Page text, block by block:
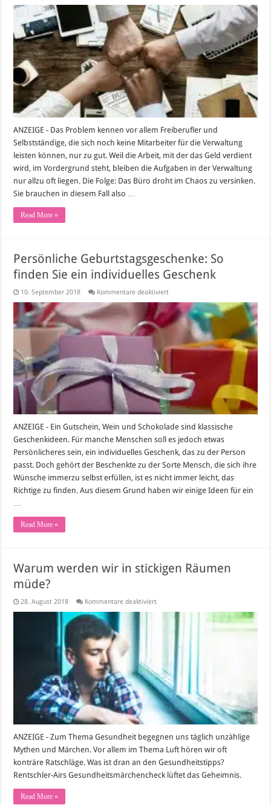
organisieren
Sie
Ihr
Büro
ANZEIGE - Das Problem kennen vor allem Freiberufler und
Selbstständige, die sich noch keine Mitarbeiter für die Verwaltung
leisten können, nur zu gut. Weil die Arbeit, mit der das Geld verdient
wird, im Vordergrund steht, bleiben die Aufgaben in der Verwaltung
nur allzu oft liegen. Die Folge: Das Büro droht im Chaos zu versinken.
Sie brauchen in diesem Fall also …
Read More »
Persönliche Geburtstagsgeschenke: So
finden Sie ein individuelles Geschenk
10. September 2018 Kommentare deaktiviertfür
Geburtstagsgeschenke:
So
finden
individuelles
ANZEIGE - Ein Gutschein, Wein und Schokolade sind klassische
Geschenkideen. Für manche Menschen soll es jedoch etwas
Persönlicheres sein, ein individuelles Geschenk, das zu der Person
passt. Doch gehört der Beschenkte zu der Sorte Mensch, die sich ihre
Wünsche immerzu selbst erfüllen, ist es nicht immer leicht, das
Richtige zu finden. Aus diesem Grund haben wir einige Ideen für ein
…
Read More »
Warum werden wir in stickigen Räumen
müde?
28. August 2018 Kommentare deaktiviertfür
werden
stickigen
Räumen
ANZEIGE - Zum Thema Gesundheit begegnen uns täglich unzählige
Mythen und Märchen. Vor allem im Thema Luft hören wir oft
konträre Ratschläge. Was ist dran an den Gesundheitstipps?
Rentschler-Airs Gesundheitsmärchencheck lüftet das Geheimnis.
Read More »